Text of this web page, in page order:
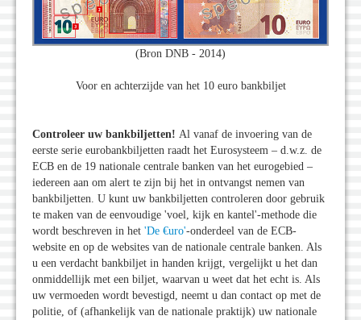
(Bron DNB - 2014)
Voor en achterzijde van het 10 euro bankbiljet
Controleer uw bankbiljetten! Al vanaf de invoering van de
eerste serie eurobankbiljetten raadt het Eurosysteem – d.w.z. de
ECB en de 19 nationale centrale banken van het eurogebied –
iedereen aan om alert te zijn bij het in ontvangst nemen van
bankbiljetten. U kunt uw bankbiljetten controleren door gebruik
te maken van de eenvoudige 'voel, kijk en kantel'-methode die
wordt beschreven in het 'De €uro'-onderdeel van de ECB-
website en op de websites van de nationale centrale banken. Als
u een verdacht bankbiljet in handen krijgt, vergelijkt u het dan
onmiddellijk met een biljet, waarvan u weet dat het echt is. Als
uw vermoeden wordt bevestigd, neemt u dan contact op met de
politie, of (afhankelijk van de nationale praktijk) uw nationale